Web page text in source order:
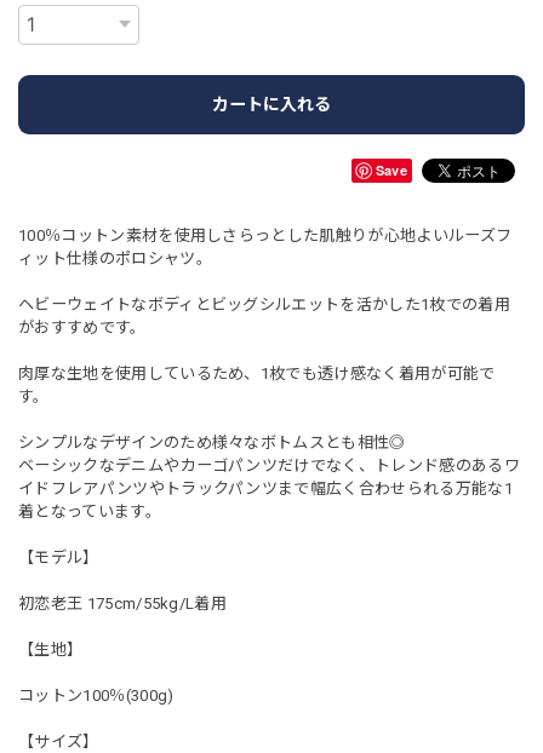
カートに入れる
Save
100％コットン素材を使用しさらっとした肌触りが心地よいルーズフ
ィット仕様のポロシャツ。
ヘビーウェイトなボディとビッグシルエットを活かした1枚での着用
がおすすめです。
肉厚な生地を使用しているため、1枚でも透け感なく着用が可能で
す。
シンプルなデザインのため様々なボトムスとも相性◎
ベーシックなデニムやカーゴパンツだけでなく、トレンド感のあるワ
イドフレアパンツやトラックパンツまで幅広く合わせられる万能な1
着となっています。
【モデル】
初恋老王 175cm/55kg/L着用
【生地】
コットン100％(300g)
【サイズ】